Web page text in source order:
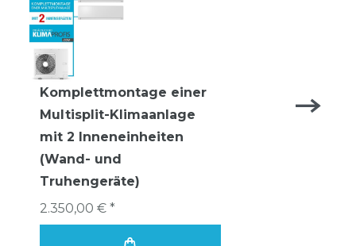
Komplettmontage einer
Multisplit-Klimaanlage
mit 2 Inneneinheiten
(Wand- und
Truhengeräte)
2.350,00 € *